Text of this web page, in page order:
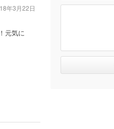
元気に
年3月22日